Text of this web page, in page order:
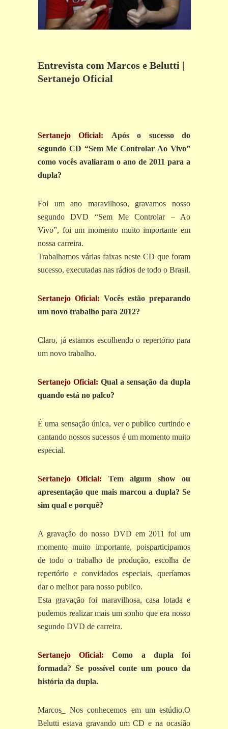
Entrevista com Marcos e Belutti |
Sertanejo Oficial
Sertanejo Oficial: Após o sucesso do
segundo CD “Sem Me Controlar Ao Vivo”
como vocês avaliaram o ano de 2011 para a
dupla?
Foi um ano maravilhoso, gravamos nosso
segundo DVD “Sem Me Controlar – Ao
Vivo”, foi um momento muito importante em
nossa carreira.
Trabalhamos várias faixas neste CD que foram
sucesso, executadas nas rádios de todo o Brasil.
Sertanejo Oficial: Vocês estão preparando
um novo trabalho para 2012?
Claro, já estamos escolhendo o repertório para
um novo trabalho.
Sertanejo Oficial: Qual a sensação da dupla
quando está no palco?
É uma sensação única, ver o publico curtindo e
cantando nossos sucessos é um momento muito
especial.
Sertanejo Oficial: Tem algum show ou
apresentação que mais marcou a dupla? Se
sim qual e porquê?
A gravação do nosso DVD em 2011 foi um
momento muito importante, poisparticipamos
de todo o trabalho de produção, escolha de
repertório e convidados especiais, queríamos
dar o melhor para nosso publico.
Esta gravação foi maravilhosa, casa lotada e
pudemos realizar mais um sonho que era nosso
segundo DVD de carreira.
Sertanejo Oficial: Como a dupla foi
formada? Se possível conte um pouco da
história da dupla.
Marcos_ Nos conhecemos em um estúdio.O
Belutti estava gravando um CD e na ocasião